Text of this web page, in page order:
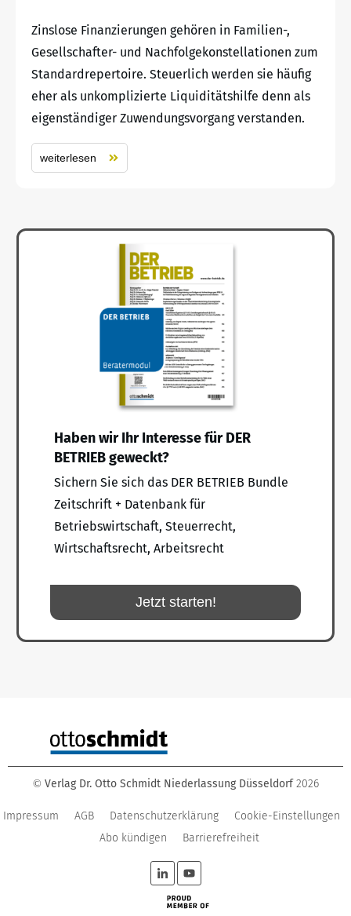
Zinslose Finanzierungen gehören in Familien-,
Gesellschafter- und Nachfolgekonstellationen zum
Standardrepertoire. Steuerlich werden sie häufig
eher als unkomplizierte Liquiditätshilfe denn als
eigenständiger Zuwendungsvorgang verstanden.
weiterlesen
Haben wir Ihr Interesse für DER
BETRIEB geweckt?
Sichern Sie sich das DER BETRIEB Bundle
Zeitschrift + Datenbank für
Betriebswirtschaft, Steuerrecht,
Wirtschaftsrecht, Arbeitsrecht
Jetzt starten!
© Verlag Dr. Otto Schmidt Niederlassung Düsseldorf 2026
Impressum AGB Datenschutzerklärung
Cookie-Einstellungen
Abo kündigen
Barrierefreiheit